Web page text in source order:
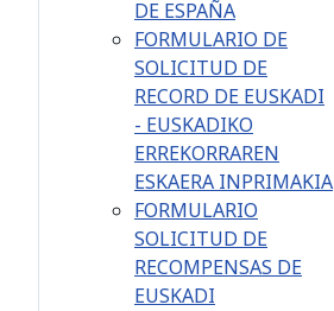
DE ESPAÑA
FORMULARIO DE
SOLICITUD DE
RECORD DE EUSKADI
- EUSKADIKO
ERREKORRAREN
ESKAERA INPRIMAKIA
FORMULARIO
SOLICITUD DE
RECOMPENSAS DE
EUSKADI